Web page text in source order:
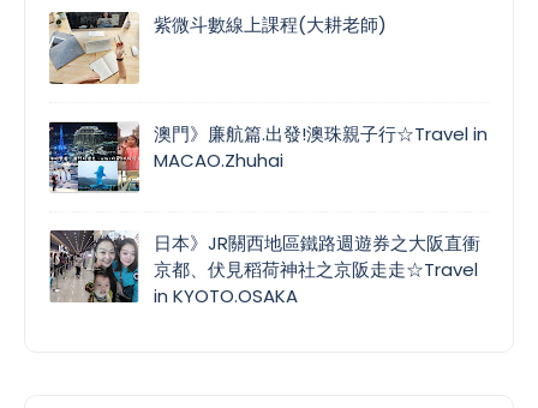
紫微斗數線上課程(大耕老師)
澳門》廉航篇.出發!澳珠親子行☆Travel in
MACAO.Zhuhai
日本》JR關西地區鐵路週遊券之大阪直衝
京都、伏見稻荷神社之京阪走走☆Travel
in KYOTO.OSAKA